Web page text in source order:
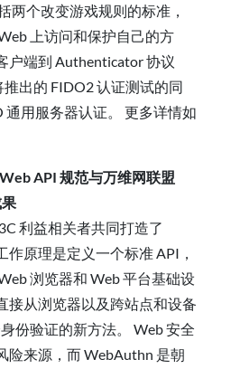
两个改变游戏规则的标准，
上访问和保护自己的方
户端到 Authenticator 协议
推出的 FIDO2 认证测试的同
通用服务器认证。 更多详情如
API 规范与万维网联盟
利益相关者共同打造了
原理是定义一个标准 API，
浏览器和 Web 平台基础设
接从浏览器以及跨站点和设备
份验证的新方法。 Web 安全
险来源，而 WebAuthn 是朝